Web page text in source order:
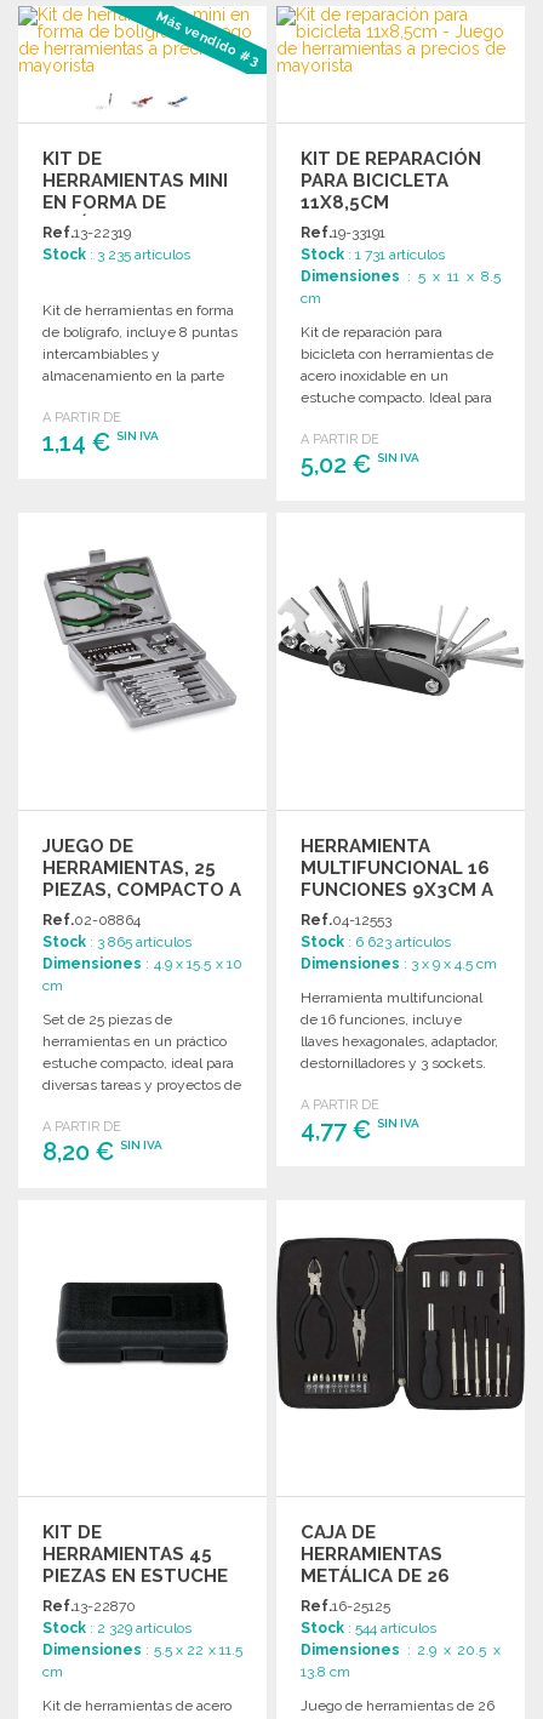
PEDIR
Solicitar un presupuesto
PEDIR
Solicitar un presupuesto
Más vendido #3
KIT DE
HERRAMIENTAS MINI
EN FORMA DE
BOLÍGRAFO
Ref.13-22319
Stock : 3 235 artículos
Kit de herramientas en forma
de bolígrafo, incluye 8 puntas
intercambiables y
almacenamiento en la parte
mm.
A PARTIR DE
1,14 € SIN IVA
KIT DE REPARACIÓN
PARA BICICLETA
11X8,5CM
Ref.19-33191
Stock : 1 731 artículos
Dimensiones : 5 x 11 x 8.5
cm
Kit de reparación para
bicicleta con herramientas de
acero inoxidable en un
estuche compacto. Ideal para
A PARTIR DE
5,02 €SIN IVA
JUEGO DE
HERRAMIENTAS, 25
PIEZAS, COMPACTO A
PRECIOS DE
MAYORISTA
Ref.02-08864
Stock : 3 865 artículos
Dimensiones : 4.9 x 15.5 x 10
cm
Set de 25 piezas de
herramientas en un práctico
estuche compacto, ideal para
diversas tareas y proyectos de
A PARTIR DE
8,20 € SIN IVA
HERRAMIENTA
MULTIFUNCIONAL 16
FUNCIONES 9X3CM A
PRECIOS DE
MAYORISTA
Ref.04-12553
Stock : 6 623 artículos
Dimensiones : 3 x 9 x 4.5 cm
Herramienta multifuncional
de 16 funciones, incluye
llaves hexagonales, adaptador,
destornilladores y 3 sockets.
estuche.
A PARTIR DE
4,77 €SIN IVA
KIT DE
HERRAMIENTAS 45
PIEZAS EN ESTUCHE
220X115 MM
Ref.13-22870
Stock : 2 329 artículos
Dimensiones : 5.5 x 22 x 11.5
cm
Kit de herramientas de acero
CAJA DE
HERRAMIENTAS
METÁLICA DE 26
PIEZAS
Ref.16-25125
Stock : 544 artículos
Dimensiones : 2.9 x 20.5 x
13.8 cm
Juego de herramientas de 26